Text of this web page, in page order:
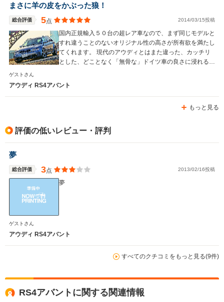
まさに羊の皮をかぶった狼！
総合評価 5点 2014/03/15投稿
国内正規輸入５０台の超レア車なので、まず同じモデルと
すれ違うことのないオリジナル性の高さが所有欲を満たし
てくれます。 現代のアウディとはまた違った、カッチリ
とした、どことなく「無骨な」ドイツ車の良さに浸れる車
ゲストさん
アウディ RS4アバント
もっと見る
評価の低いレビュー・評判
夢
総合評価 3点 2013/02/16投稿
夢
ゲストさん
アウディ RS4アバント
すべてのクチコミをもっと見る(9件)
RS4アバントに関する関連情報